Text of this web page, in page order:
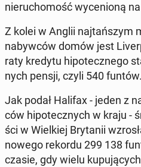
nie­ru­cho­mość wy­ce­nio­ną
Z kolei w Anglii naj­tań­szym
na­byw­ców domów jest
raty kredytu hi­po­tecz­ne­go
nych pensji, czyli 540 funtów.
Jak podał Halifax - jeden z
ców hi­po­tecz­nych w kraju -
ści w Wiel­kiej Bry­ta­nii
nowego rekordu 299 138
czasie, gdy wielu